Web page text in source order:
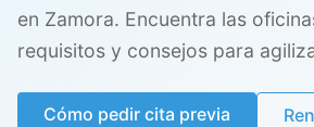
en Zamora. Encuentra las
requisitos y consejos para
Cómo pedir cita previa